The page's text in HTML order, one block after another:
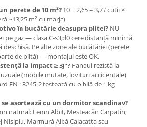
perete de 10 m²? 10 ÷ 2,65 = 3,77 cutii ×
~13,25 m² cu marja).
în bucătărie deasupra plitei? NU
pe gaz — clasa C-s3;d0 cere distanță minimă
deschisă. Pe alte zone ale bucătăriei (perete
de plită) — montajul este OK.
la impact ≥ 3J"? Panoul rezistă la
(mobile mutate, lovituri accidentale)
EN 13245-2 testează cu o bilă de 1 kg
asortează cu un dormitor scandinav?
natural: Lemn Albit, Mesteacăn Carpatin,
Nisipiu, Marmură Albă Calacatta sau